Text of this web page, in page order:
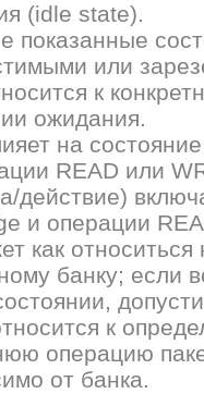
(idle state).
показанные
или
к
ожидания.
на
READ или
действие)
и операции
как относиться
банку; если
к
операцию
от банка.